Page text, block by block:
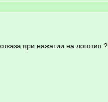
при нажатии на логотип ?